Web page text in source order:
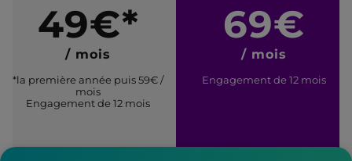
49€*
/ mois
*la première année puis 59€ /
mois
Engagement de 12 mois
69€
/ mois
Engagement de 12 mois